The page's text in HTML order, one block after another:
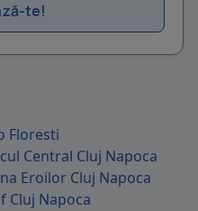
te!
Floresti
Central Cluj Napoca
Eroilor Cluj Napoca
Cluj Napoca